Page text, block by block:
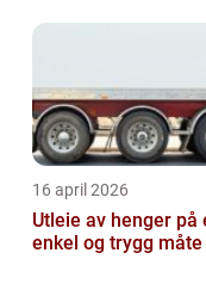
16 april 2026
Utleie av henger på
enkel og trygg måte